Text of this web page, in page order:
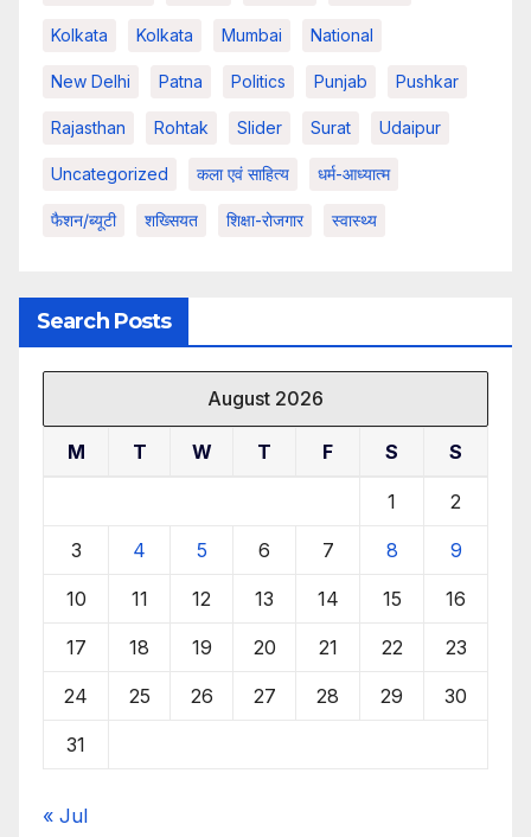
Kolkata Kolkata Mumbai National
New Delhi Patna Politics Punjab Pushkar
Rajasthan Rohtak Slider Surat Udaipur
Uncategorized कला एवं साहित्य धर्म-आध्यात्म
फैशन/ब्यूटी शख्सियत शिक्षा-रोजगार स्वास्थ्य
Search Posts
August 2026
M T W T F S S
1 2
3 4 5 6 7 8 9
10 11 12 13 14 15 16
17 18 19 20 21 22 23
24 25 26 27 28 29 30
31
« Jul